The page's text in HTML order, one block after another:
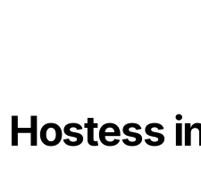
Hostess